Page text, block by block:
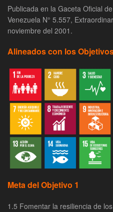
Publicada en la Gaceta Oficial
Venezuela N° 5.557,
noviembre del 2001.
Alineados con los
Meta del Objetivo 1
1.5 Fomentar la resiliencia de